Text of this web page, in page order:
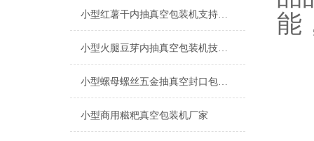
小型红薯干内抽真空包装机支持定制
小型火腿豆芽内抽真空包装机技术参数
小型螺母螺丝五金抽真空封口包装机的参数
小型商用糍粑真空包装机厂家
能